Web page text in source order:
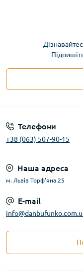
Телефони
+38 (063) 507-90-15
Наша адреса
м. Львів Торф'яна 25
E-mail